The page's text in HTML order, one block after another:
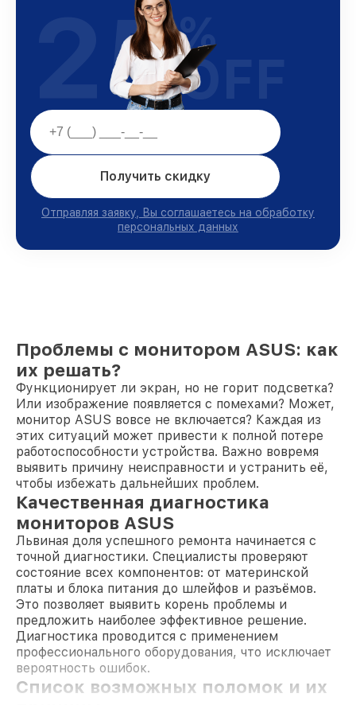
Получить скидку
Отправляя заявку, Вы соглашаетесь на обработку
персональных данных
25%
OFF
Проблемы с монитором ASUS: как
их решать?
Функционирует ли экран, но не горит подсветка?
Или изображение появляется с помехами? Может,
монитор ASUS вовсе не включается? Каждая из
этих ситуаций может привести к полной потере
работоспособности устройства. Важно вовремя
выявить причину неисправности и устранить её,
чтобы избежать дальнейших проблем.
Качественная диагностика
мониторов ASUS
Львиная доля успешного ремонта начинается с
точной диагностики. Специалисты проверяют
состояние всех компонентов: от материнской
платы и блока питания до шлейфов и разъёмов.
Это позволяет выявить корень проблемы и
предложить наиболее эффективное решение.
Диагностика проводится с применением
профессионального оборудования, что исключает
вероятность ошибок.
Список возможных поломок и их